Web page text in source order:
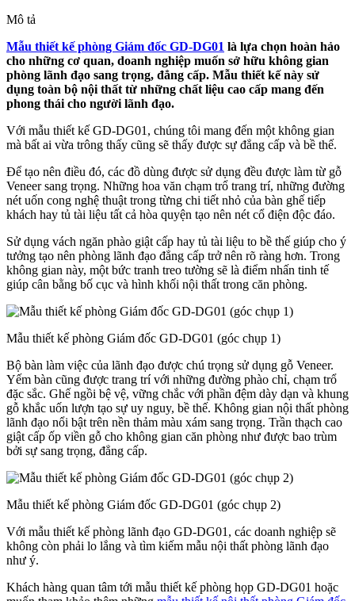
Mô tả
Mẫu thiết kế phòng Giám đốc GD-DG01 là lựa chọn hoàn hảo
cho những cơ quan, doanh nghiệp muốn sở hữu không gian
phòng lãnh đạo sang trọng, đẳng cấp. Mẫu thiết kế này sử
dụng toàn bộ nội thất từ những chất liệu cao cấp mang đến
phong thái cho người lãnh đạo.
Với mẫu thiết kế GD-DG01, chúng tôi mang đến một không gian
mà bất ai vừa trông thấy cũng sẽ thấy được sự đẳng cấp và bề thế.
Để tạo nên điều đó, các đồ dùng được sử dụng đều được làm từ gỗ
Veneer sang trọng. Những hoa văn chạm trổ trang trí, những đường
nét uốn cong nghệ thuật trong từng chi tiết nhỏ của bàn ghế tiếp
khách hay tủ tài liệu tất cả hòa quyện tạo nên nét cổ điện độc đáo.
Sử dụng vách ngăn phào giật cấp hay tủ tài liệu to bề thế giúp cho ý
tưởng tạo nên phòng lãnh đạo đẳng cấp trở nên rõ ràng hơn. Trong
không gian này, một bức tranh treo tường sẽ là điểm nhấn tinh tế
giúp cân bằng bố cục và hình khối nội thất trong căn phòng.
Mẫu thiết kế phòng Giám đốc GD-DG01 (góc chụp 1)
Bộ bàn làm việc của lãnh đạo được chú trọng sử dụng gỗ Veneer.
Yếm bàn cũng được trang trí với những đường phào chỉ, chạm trổ
đặc sắc. Ghế ngồi bệ vệ, vững chắc với phần đệm dày dạn và khung
gỗ khắc uốn lượn tạo sự uy nguy, bề thế. Không gian nội thất phòng
lãnh đạo nổi bật trên nền thảm màu xám sang trọng. Trần thạch cao
giật cấp ốp viền gỗ cho không gian căn phòng như được bao trùm
bởi sự sang trọng, đẳng cấp.
Mẫu thiết kế phòng Giám đốc GD-DG01 (góc chụp 2)
Với mẫu thiết kế phòng lãnh đạo GD-DG01, các doanh nghiệp sẽ
không còn phải lo lắng và tìm kiếm mẫu nội thất phòng lãnh đạo
như ý.
Khách hàng quan tâm tới mẫu thiết kế phòng họp GD-DG01 hoặc